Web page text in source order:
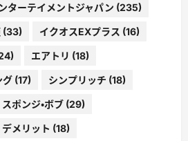
ターテイメントジャパン (235)
(33) イクオスEXプラス (16)
エアトリ (18)
グ (17) シンプリッチ (18)
スポンジ・ボブ (29)
デメリット (18)